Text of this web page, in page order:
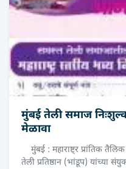
मुंबई तेली समाज
मेळावा
मुंबई : महाराष्ट्र प्रांतिक
तेली प्रतिष्ठान (भांडूप) यांच्या